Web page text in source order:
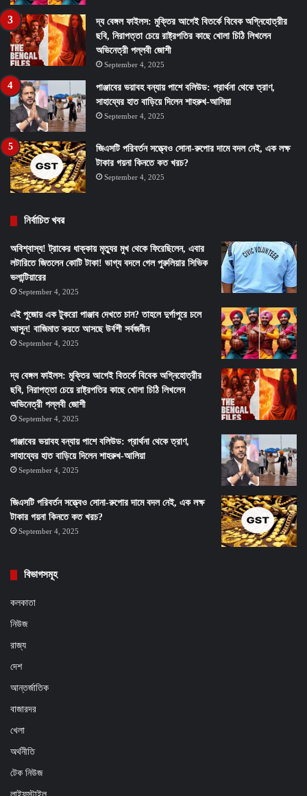
দ্য বেঙ্গল ফাইলস: মুক্তির আগেই বিতর্কে বিবেক অগ্নিহোত্রীর
ছবি, নিরাপত্তা চেয়ে রাষ্ট্রপতির কাছে খোলা চিঠি লিখলেন
অভিনেত্রী পল্লবী জোশী
September 4, 2025
পাঞ্জাবের ভয়াবহ বন্যায় পাশে বলিউড: প্রার্থনা থেকে ত্রাণ,
সাহায্যের হাত বাড়িয়ে দিলেন শাহরুখ-আলিয়া
September 4, 2025
জিএসটি পরিবর্তন সত্ত্বেও সোনা-রুপোর দামে বদল নেই, এক লক্ষ
টাকার গয়না কিনতে কত খরচ?
September 4, 2025
নির্বাচিত খবর
অবিশ্বাস্য! ট্রাকের ধাক্কায় মৃত্যুর মুখ থেকে ফিরেছিলেন, এবার
লটারিতে জিতলেন কোটি টাকা! ভাগ্য বদলে গেল পুরুলিয়ার সিভিক
ভলান্টিয়ারের
September 4, 2025
এই পুজোয় এক টুকরো পাঞ্জাব দেখতে চান? তাহলে দুর্গাপুরে চলে
আসুন! বাজিমাত করতে আসছে উর্বশী সর্বজনীন
September 4, 2025
দ্য বেঙ্গল ফাইলস: মুক্তির আগেই বিতর্কে বিবেক অগ্নিহোত্রীর
ছবি, নিরাপত্তা চেয়ে রাষ্ট্রপতির কাছে খোলা চিঠি লিখলেন
অভিনেত্রী পল্লবী জোশী
September 4, 2025
পাঞ্জাবের ভয়াবহ বন্যায় পাশে বলিউড: প্রার্থনা থেকে ত্রাণ,
সাহায্যের হাত বাড়িয়ে দিলেন শাহরুখ-আলিয়া
September 4, 2025
জিএসটি পরিবর্তন সত্ত্বেও সোনা-রুপোর দামে বদল নেই, এক লক্ষ
টাকার গয়না কিনতে কত খরচ?
September 4, 2025
বিভাগসমূহ
কলকাতা
নিউজ
রাজ্য
দেশ
আন্তর্জাতিক
বাজারদর
খেলা
অর্থনীতি
টেক নিউজ